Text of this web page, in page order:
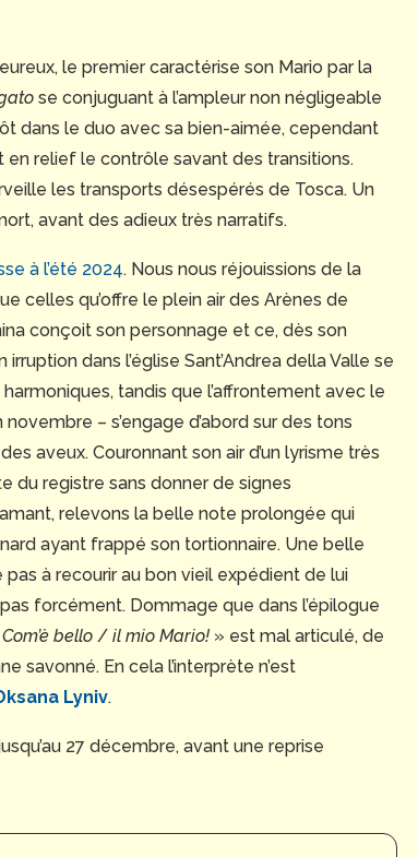
le premier caractérise son Mario par la
se conjuguant à l’ampleur non négligeable
dans le duo avec sa bien-aimée, cependant
relief le contrôle savant des transitions.
les transports désespérés de Tosca. Un
avant des adieux très narratifs.
à l’été 2024. Nous nous réjouissions de la
celles qu’offre le plein air des Arènes de
conçoit son personnage et ce, dès son
irruption dans l’église Sant’Andrea della Valle se
tandis que l’affrontement avec le
– s’engage d’abord sur des tons
des aveux. Couronnant son air d’un lyrisme très
du registre sans donner de signes
relevons la belle note prolongée qui
ayant frappé son tortionnaire. Une belle
pas à recourir au bon vieil expédient de lui
forcément. Dommage que dans l’épilogue
Com’è bello / il mio Mario! » est mal articulé, de
savonné. En cela l’interprète n’est
Lyniv.
27 décembre, avant une reprise